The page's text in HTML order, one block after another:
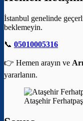
İstanbul genelinde
beklemeyin.
📞 05010005316
👉 Hemen arayın ve
yararlanın.
Ataşehir